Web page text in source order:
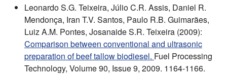
Leonardo S.G. Teixeira, Júlio C.R. Assis, Daniel R.
Mendonça, Iran T.V. Santos, Paulo R.B. Guimarães,
Luiz A.M. Pontes, Josanaide S.R. Teixeira (2009):
Comparison between conventional and ultrasonic
preparation of beef tallow biodiesel. Fuel Processing
Technology, Volume 90, Issue 9, 2009. 1164-1166.